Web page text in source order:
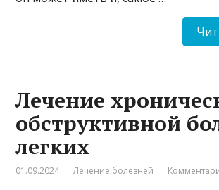
Лечение
обструктивной
легких
01.09.2024 Лечение болезней